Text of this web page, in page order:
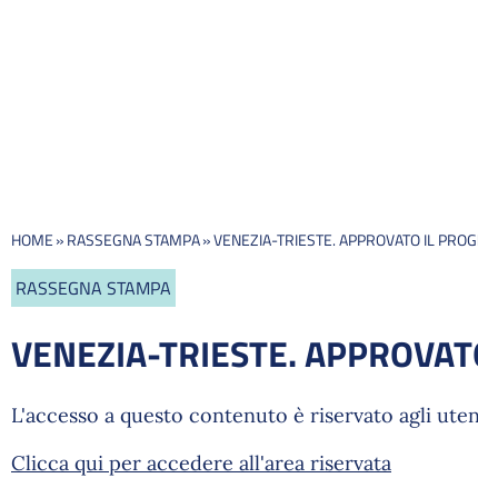
HOME»RASSEGNA STAMPA»VENEZIA-TRIESTE. APPROVATO IL
RASSEGNA STAMPA
VENEZIA-TRIESTE.
L'accesso a questo contenuto è riservato agli
Clicca qui per accedere all'area riservata